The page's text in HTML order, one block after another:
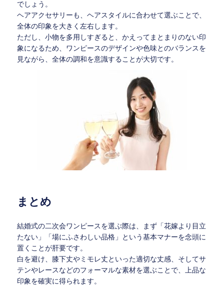
でしょう。
ヘアアクセサリーも、ヘアスタイルに合わせて選ぶことで、
全体の印象を大きく左右します。
ただし、小物を多用しすぎると、かえってまとまりのない印
象になるため、ワンピースのデザインや色味とのバランスを
見ながら、全体の調和を意識することが大切です。
まとめ
結婚式の二次会ワンピースを選ぶ際は、まず「花嫁より目立
たない」「場にふさわしい品格」という基本マナーを念頭に
置くことが肝要です。
白を避け、膝下丈やミモレ丈といった適切な丈感、そしてサ
テンやレースなどのフォーマルな素材を選ぶことで、上品な
印象を確実に得られます。